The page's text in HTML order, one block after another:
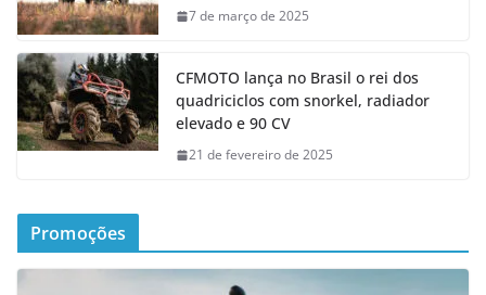
7 de março de 2025
CFMOTO lança no Brasil o rei dos
quadriciclos com snorkel, radiador
elevado e 90 CV
21 de fevereiro de 2025
Promoções